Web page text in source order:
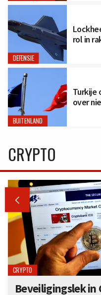
DEFENSIE
rol in
BUITENLAND
Turkije
over
CRYPTO

CRYPTO
Beveiligingslek